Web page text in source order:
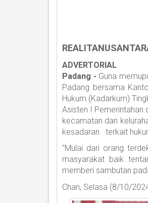
ADVERTORIAL
Padang - Guna
Padang bersama
Hukum (Kadarkum)
Asisten I Pemerintahan
kecamatan dan
kesadaran terkait
"Mulai dari orang
masyarakat baik
memberi sambutan
Chan, Selasa (8/10/